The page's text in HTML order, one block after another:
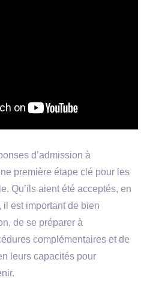
d’admission à
première étape clé pour les
Qu’ils aient été acceptés, en
il est important de bien
de se préparer à
complémentaires et de
leurs capacités pour